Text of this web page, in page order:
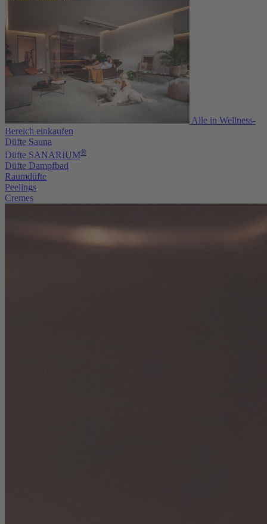
Alle in Wellness-
Bereich einkaufen
Düfte Sauna
Düfte SANARIUM®
Düfte Dampfbad
Raumdüfte
Peelings
Cremes